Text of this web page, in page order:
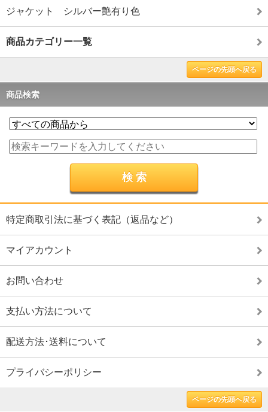
ジャケット シルバー艶有り色
商品カテゴリー一覧
ページの先頭へ戻る
商品検索
特定商取引法に基づく表記（返品など）
マイアカウント
お問い合わせ
支払い方法について
配送方法･送料について
プライバシーポリシー
ページの先頭へ戻る